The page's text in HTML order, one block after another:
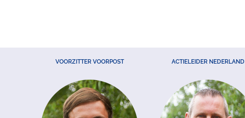
VOORZITTER VOORPOST ACTIELEIDER NEDERLAND